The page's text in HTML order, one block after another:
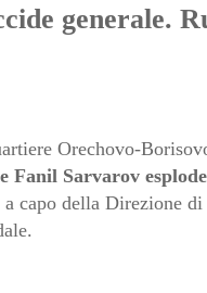
generale.
Orechovo-
Fanil Sarvarov
capo della Direzione di